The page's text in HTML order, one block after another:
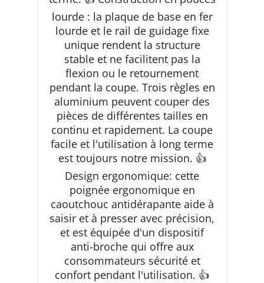
lourde : la plaque de base en fer
lourde et le rail de guidage fixe
unique rendent la structure
stable et ne facilitent pas la
flexion ou le retournement
pendant la coupe. Trois règles en
aluminium peuvent couper des
pièces de différentes tailles en
continu et rapidement. La coupe
facile et l'utilisation à long terme
est toujours notre mission. 👍
Design ergonomique: cette
poignée ergonomique en
caoutchouc antidérapante aide à
saisir et à presser avec précision,
et est équipée d'un dispositif
anti-broche qui offre aux
consommateurs sécurité et
confort pendant l'utilisation. 👍